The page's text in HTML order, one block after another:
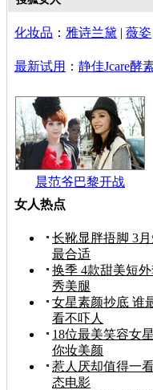
化妆品 ： 雅诗兰黛 | 薇姿
最新试用 ： 静佳Jcare酵
晨范爷巴黎开战
女人热点
长靴显胖捂脚 3
最合适
换季 4款甜美短
秀美腿
女星素颜抄底 谁
看不吓人
18位最美笑容女
你妆美颜
惹人厌却值得一
态电影